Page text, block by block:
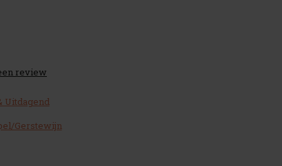
review
Uitdagend
Gerstewijn